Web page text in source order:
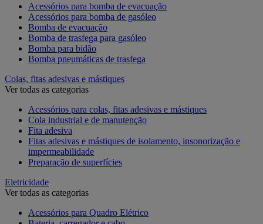
Acessórios para bomba de evacuação
Acessórios para bomba de gasóleo
Bomba de evacuação
Bomba de trasfega para gasóleo
Bomba para bidão
Bomba pneumáticas de trasfega
Colas, fitas adesivas e mástiques
Ver todas as categorias
Acessórios para colas, fitas adesivas e mástiques
Cola industrial e de manutenção
Fita adesiva
Fitas adesivas e mástiques de isolamento, insonorização e
impermeabilidade
Preparação de superfícies
Eletricidade
Ver todas as categorias
Acessórios para Quadro Elétrico